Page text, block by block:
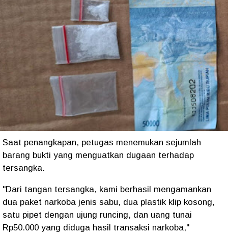
Saat penangkapan, petugas menemukan sejumlah
barang bukti yang menguatkan dugaan terhadap
tersangka.
"Dari tangan tersangka, kami berhasil mengamankan
dua paket narkoba jenis sabu, dua plastik klip kosong,
satu pipet dengan ujung runcing, dan uang tunai
Rp50.000 yang diduga hasil transaksi narkoba,"